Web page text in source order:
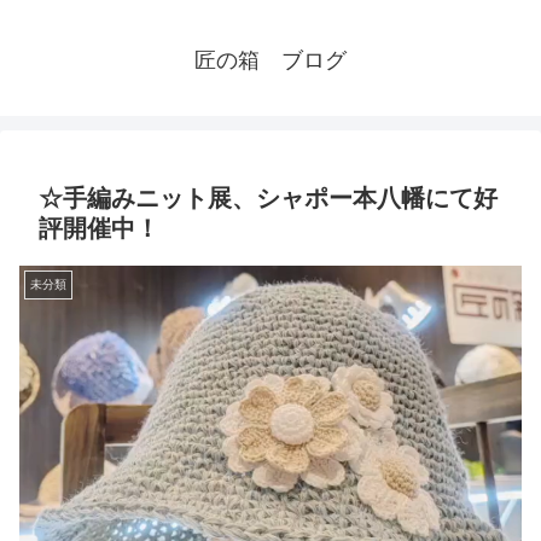
匠の箱 ブログ
☆手編みニット展、シャポー本八幡にて好
評開催中！
未分類